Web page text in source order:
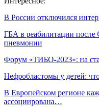
В России отключился
ГБА в реабилитации после
пневмонии
Форум «ТИБО-2023»: на
Нефробластомы у детей:
В Европейском регионе
ассоциирована…